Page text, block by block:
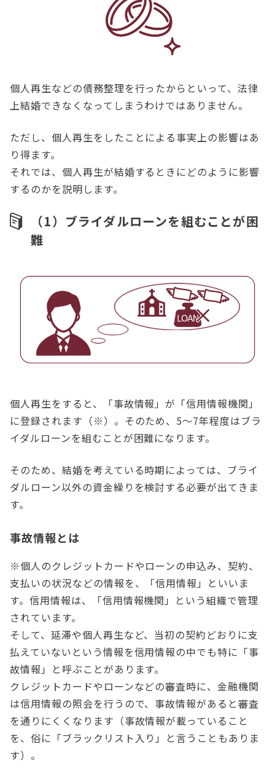
個人再生などの債務整理を行ったからといって、法律
上結婚できなくなってしまうわけではありません。
ただし、個人再生をしたことによる事実上の影響はあ
り得ます。
それでは、個人再生が結婚するときにどのように影響
するのかを説明します。
（1）ブライダルローンを組むことが困
難
個人再生をすると、「事故情報」が「信用情報機関」
に登録されます（※）。そのため、5～7年程度はブラ
イダルローンを組むことが困難になります。
そのため、結婚を考えている時期によっては、ブライ
ダルローン以外の資金繰りを検討する必要が出てきま
す。
事故情報とは
※個人のクレジットカードやローンの申込み、契約、
支払いの状況などの情報を、「信用情報」といいま
す。信用情報は、「信用情報機関」という組織で管理
されています。
そして、延滞や個人再生など、当初の契約どおりに支
払えていないという情報を信用情報の中でも特に「事
故情報」と呼ぶことがあります。
クレジットカードやローンなどの審査時に、金融機関
は信用情報の照会を行うので、事故情報があると審査
を通りにくくなります（事故情報が載っていること
を、俗に「ブラックリスト入り」と言うこともありま
す）。